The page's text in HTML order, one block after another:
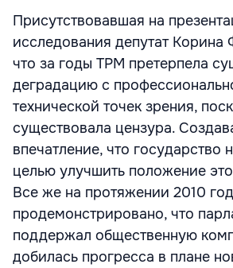
Присутствовавшая на
исследования депутат Корина
что за годы ТРМ претерпела
деградацию с
технической точек зрения,
существовала цензура.
впечатление, что государство
целью улучшить положение
Все же на протяжении 2010
продемонстрировано, что
поддержал общественную
добилась прогресса в плане